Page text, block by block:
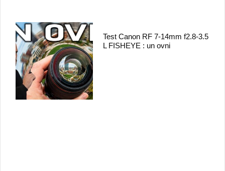
Test Canon RF 7-14mm f2.8-3.5
L FISHEYE : un ovni